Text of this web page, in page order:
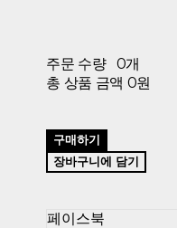
주문 수량
0개
총 상품 금액 0원
구매하기
장바구니에 담기
페이스북